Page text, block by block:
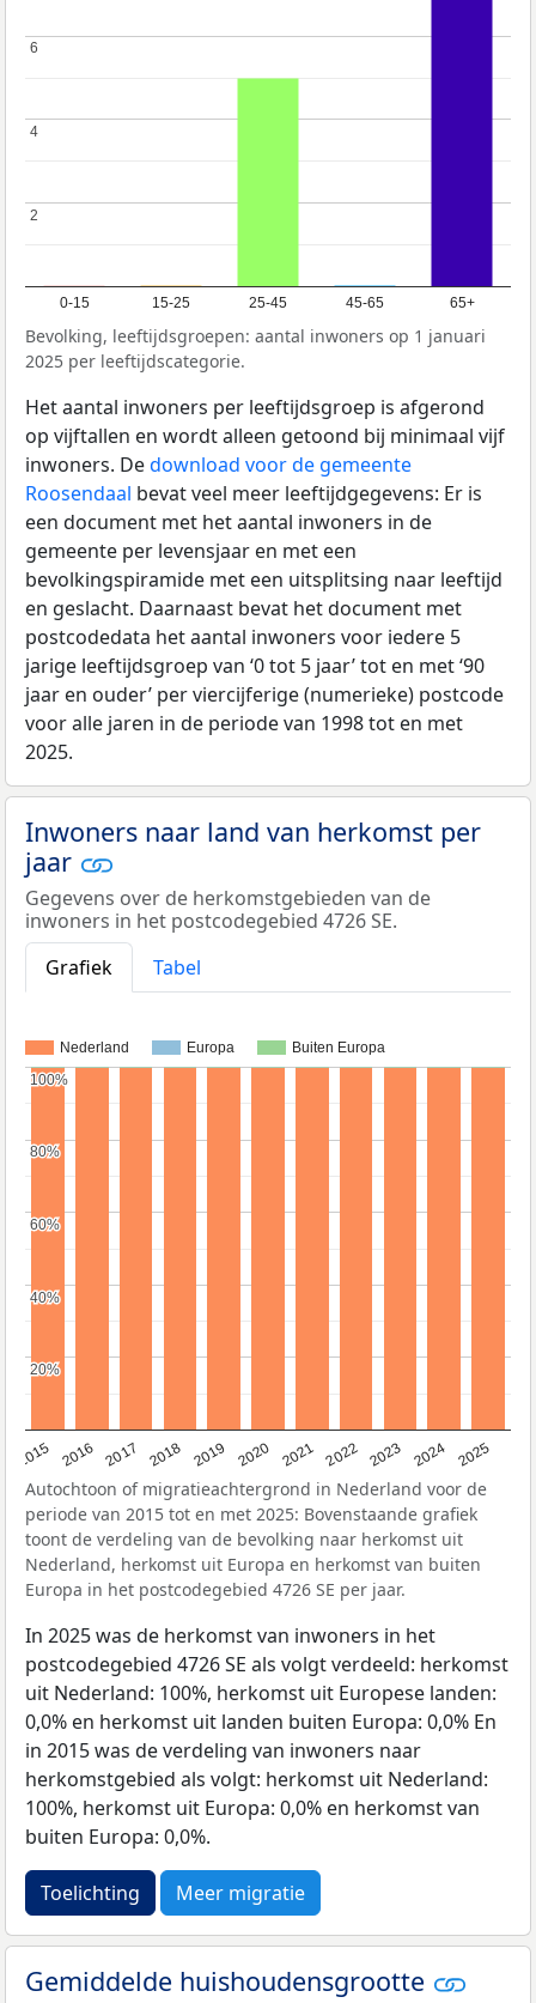
0-15 15-25 25-45 45-65 65+
2
2
4
4
6
6
Bevolking, leeftijdsgroepen: aantal inwoners op 1 januari
2025 per leeftijdscategorie.
Het aantal inwoners per leeftijdsgroep is afgerond
op vijftallen en wordt alleen getoond bij minimaal vijf
inwoners. Dedownload voor de gemeente
Roosendaal bevat veel meer leeftijdgegevens: Er is
een document met het aantal inwoners in de
gemeente per levensjaar en met een
bevolkingspiramide met een uitsplitsing naar leeftijd
en geslacht. Daarnaast bevat het document met
postcodedata het aantal inwoners voor iedere 5
jarige leeftijdsgroep van ‘0 tot 5 jaar’ tot en met ‘90
jaar en ouder’ per viercijferige (numerieke) postcode
voor alle jaren in de periode van 1998 tot en met
2025.
Inwoners naar land van herkomst per
jaar
Gegevens over de herkomstgebieden van de
inwoners in het postcodegebied 4726 SE.
Grafiek
Tabel
Nederland Europa Buiten Europa
2015 2016 2017 2018 2019 2020 2021 2022 2023 2024 2025
20%
20%
40%
40%
60%
60%
80%
80%
100%
100%
Autochtoon of migratieachtergrond in Nederland voor de
periode van 2015 tot en met 2025: Bovenstaande grafiek
toont de verdeling van de bevolking naar herkomst uit
Nederland, herkomst uit Europa en herkomst van buiten
Europa in het postcodegebied 4726 SE per jaar.
In 2025 was de herkomst van inwoners in het
postcodegebied 4726 SE als volgt verdeeld: herkomst
uit Nederland: 100%, herkomst uit Europese landen:
0,0% en herkomst uit landen buiten Europa: 0,0% En
in 2015 was de verdeling van inwoners naar
herkomstgebied als volgt: herkomst uit Nederland:
100%, herkomst uit Europa: 0,0% en herkomst van
buiten Europa: 0,0%.
Toelichting Meer migratie
Gemiddelde huishoudensgrootte